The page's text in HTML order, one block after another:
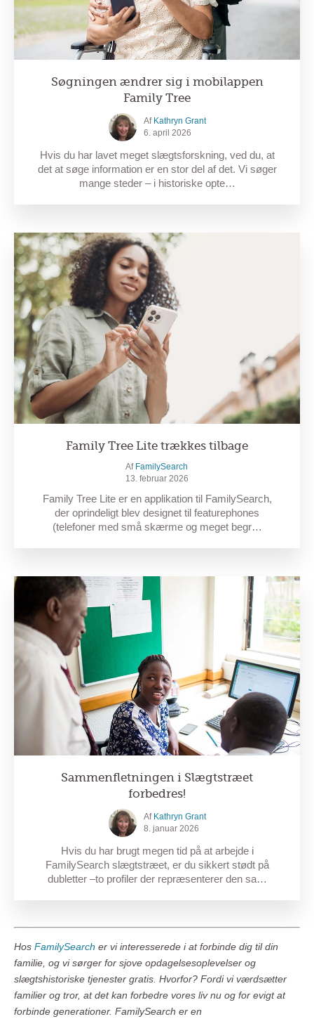
Søgningen ændrer sig i mobilappen
Family Tree
Af Kathryn Grant
6. april 2026
Hvis du har lavet meget slægtsforskning, ved du, at
det at søge information er en stor del af det. Vi søger
mange steder – i historiske opte…
Family Tree Lite trækkes tilbage
Af FamilySearch
13. februar 2026
Family Tree Lite er en applikation til FamilySearch,
der oprindeligt blev designet til featurephones
(telefoner med små skærme og meget begr…
Sammenfletningen i Slægtstræet
forbedres!
Af Kathryn Grant
8. januar 2026
Hvis du har brugt megen tid på at arbejde i
FamilySearch slægtstræet, er du sikkert stødt på
dubletter –to profiler der repræsenterer den sa…
Hos FamilySearch er vi interesserede i at forbinde dig til din
familie, og vi sørger for sjove opdagelsesoplevelser og
slægtshistoriske tjenester gratis. Hvorfor? Fordi vi værdsætter
familier og tror, at det kan forbedre vores liv nu og for evigt at
forbinde generationer. FamilySearch er en